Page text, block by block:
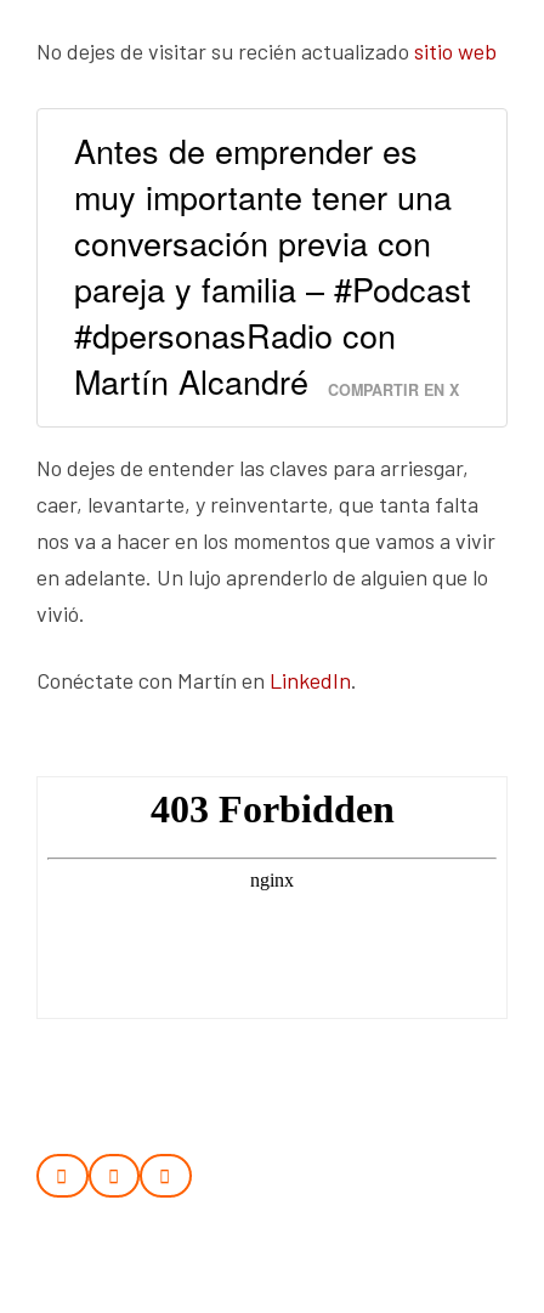
No dejes de visitar su recién actualizado sitio web
Antes de emprender es
muy importante tener una
conversación previa con
pareja y familia – #Podcast
#dpersonasRadio con
Martín Alcandré
COMPARTIR EN X
No dejes de entender las claves para arriesgar,
caer, levantarte, y reinventarte, que tanta falta
nos va a hacer en los momentos que vamos a vivir
en adelante. Un lujo aprenderlo de alguien que lo
vivió.
Conéctate con Martín en LinkedIn.